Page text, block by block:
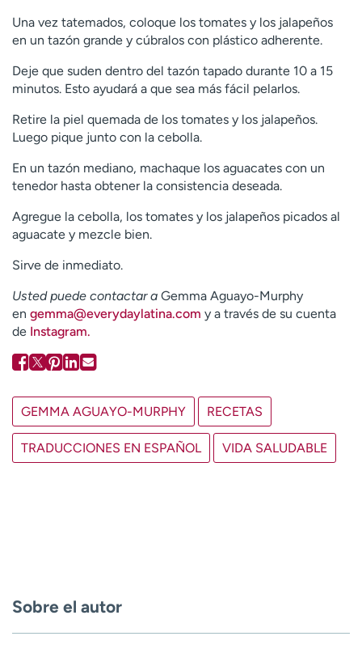
Una vez tatemados, coloque los tomates y los jalapeños
en un tazón grande y cúbralos con plástico adherente.
Deje que suden dentro del tazón tapado durante 10 a 15
minutos. Esto ayudará a que sea más fácil pelarlos.
Retire la piel quemada de los tomates y los jalapeños.
Luego pique junto con la cebolla.
En un tazón mediano, machaque los aguacates con un
tenedor hasta obtener la consistencia deseada.
Agregue la cebolla, los tomates y los jalapeños picados al
aguacate y mezcle bien.
Sirve de inmediato.
Usted puede contactar a Gemma Aguayo-Murphy
en gemma@everydaylatina.com y a través de su cuenta
de Instagram.
GEMMA AGUAYO-MURPHY RECETAS
TRADUCCIONES EN ESPAÑOL VIDA SALUDABLE
Sobre el autor